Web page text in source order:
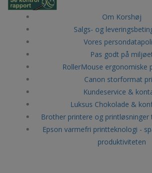
Om Korshøj
Salgs- og
Vores
Pas godt på
RollerMouse ergonomiske
Canon storformat
Kundeservice &
Luksus Chokolade &
Brother printere og printløsninger
Epson varmefri printteknologi -
produktiviteten